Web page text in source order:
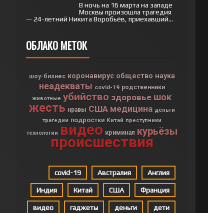
В ночь на 16 марта на западе
Москвы произошла трагедия
— 24-летний Никита Воробьёв, приехавший...
ОБЛАКО МЕТОК
шоу-бизнес коронавирус общество наука
неадекваты covid-19 родственники
животные убийство здоровье шок
жесть нравы США медицина деньги
трагедии подростки Китай преступники
технологии видео криминал курьёзы
происшествия
covid-19 Австралия Англия
Индия Китай США Франция
видео гаджеты деньги дети